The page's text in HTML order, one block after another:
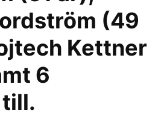
(49
Kettner
6